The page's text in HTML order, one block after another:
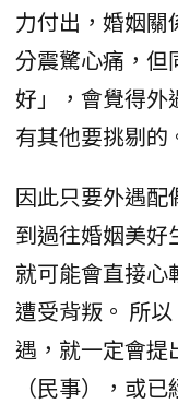
力付出，婚姻關
分震驚心痛，但
好」，會覺得外
有其他要挑剔的
因此只要外遇配
到過往婚姻美好
就可能會直接心
遭受背叛。 所
遇，就一定會提
（民事），或